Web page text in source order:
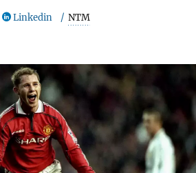
Linkedin NTM